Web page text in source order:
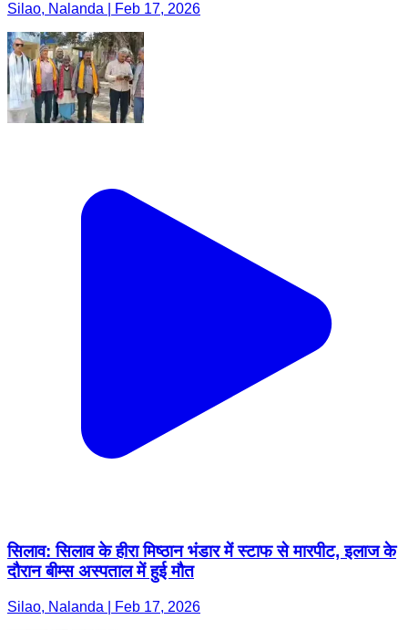
Silao, Nalanda | Feb 17, 2026
सिलाव: सिलाव के हीरा मिष्ठान भंडार में स्टाफ से मारपीट, इलाज के
दौरान बीम्स अस्पताल में हुई मौत
Silao, Nalanda | Feb 17, 2026